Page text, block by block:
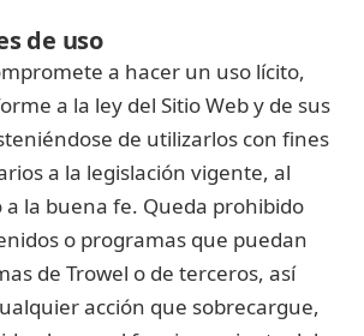
de uso
a hacer un uso lícito,
a la ley del Sitio Web y de sus
de utilizarlos con fines
a la legislación vigente, al
a la buena fe. Queda prohibido
o programas que puedan
de Trowel o de terceros, así
acción que sobrecargue,